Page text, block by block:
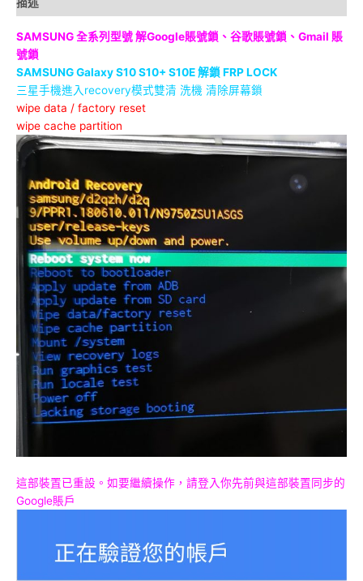
SAMSUNG 全系列型號解Google賬號鎖、谷歌賬號鎖、Gmail 賬
號鎖
SAMSUNG Galaxy S10 S10+ S10E 解鎖 FRP LOCK
三星手機進入recovery模式雙清 洗機 清除屏幕鎖
wipe data / factory reset
wipe cache partition
這部裝置已重設。如要繼續操作，請登入你先前與這部裝置同步的
Google賬戶